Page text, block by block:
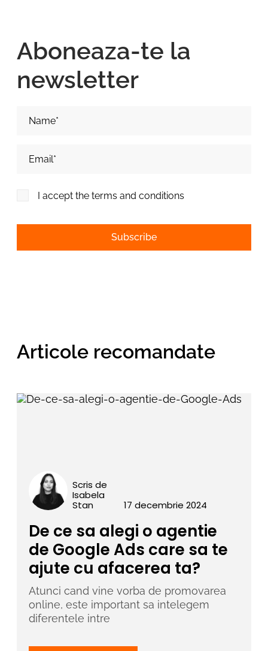
Aboneaza-te la
newsletter
I accept the terms and conditions
Articole recomandate
Scris de
Isabela
Stan
17 decembrie 2024
De ce sa alegi o agentie
de Google Ads care sa te
ajute cu afacerea ta?
Atunci cand vine vorba de promovarea
online, este important sa intelegem
diferentele intre